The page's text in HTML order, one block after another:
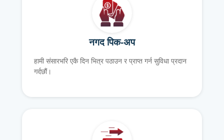
नगद पिक-अप
हामी संसारभरि एकै दिन भित्र पठाउन र प्राप्त गर्न सुविधा प्रदान
गर्दछौं।